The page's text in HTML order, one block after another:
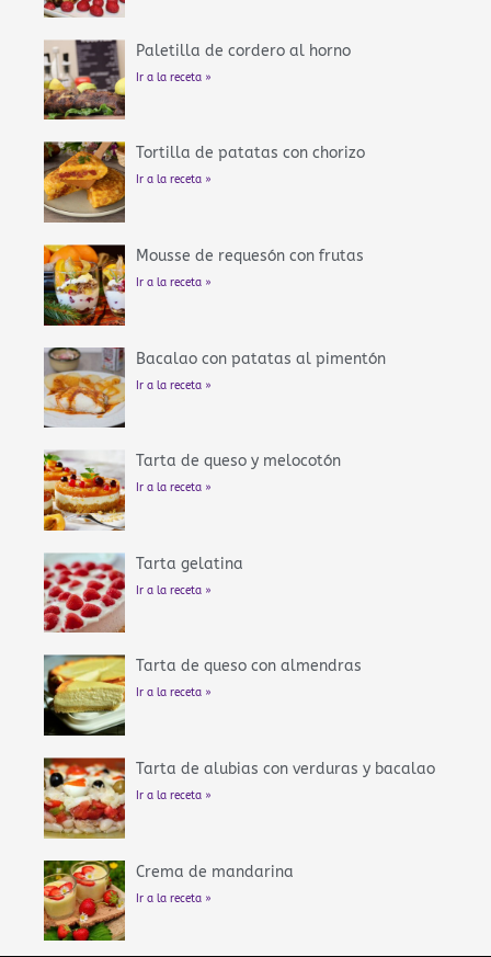
Paletilla de cordero al horno
Ir a la receta »
Tortilla de patatas con chorizo
Ir a la receta »
Mousse de requesón con frutas
Ir a la receta »
Bacalao con patatas al pimentón
Ir a la receta »
Tarta de queso y melocotón
Ir a la receta »
Tarta gelatina
Ir a la receta »
Tarta de queso con almendras
Ir a la receta »
Tarta de alubias con verduras y bacalao
Ir a la receta »
Crema de mandarina
Ir a la receta »